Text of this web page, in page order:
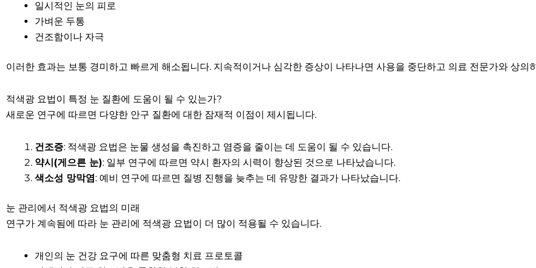
일시적인 눈의 피로
가벼운 두통
건조함이나 자극
이러한 효과는 보통 경미하고 빠르게 해소됩니다. 지속적이거나 심각한 증상이 나타나면 사용을 중단하고 의료 전문가와 상의
적색광 요법이 특정 눈 질환에 도움이 될 수 있는가?
새로운 연구에 따르면 다양한 안구 질환에 대한 잠재적 이점이 제시됩니다.
건조증: 적색광 요법은 눈물 생성을 촉진하고 염증을 줄이는 데 도움이 될 수 있습니다.
약시(게으른 눈): 일부 연구에 따르면 약시 환자의 시력이 향상된 것으로 나타났습니다.
색소성 망막염: 예비 연구에 따르면 질병 진행을 늦추는 데 유망한 결과가 나타났습니다.
눈 관리에서 적색광 요법의 미래
연구가 계속됨에 따라 눈 관리에 적색광 요법이 더 많이 적용될 수 있습니다.
개인의 눈 건강 요구에 따른 맞춤형 치료 프로토콜